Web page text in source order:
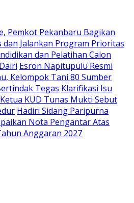
Pemkot Pekanbaru Bagikan
dan Jalankan Program Prioritas
dan Pelatihan Calon
Esron Napitupulu Resmi
Kelompok Tani 80 Sumber
Tegas Klarifikasi Isu
KUD Tunas Mukti Sebut
Hadiri Sidang Paripurna
Nota Pengantar Atas
Anggaran 2027